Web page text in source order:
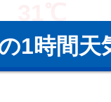
1時間天